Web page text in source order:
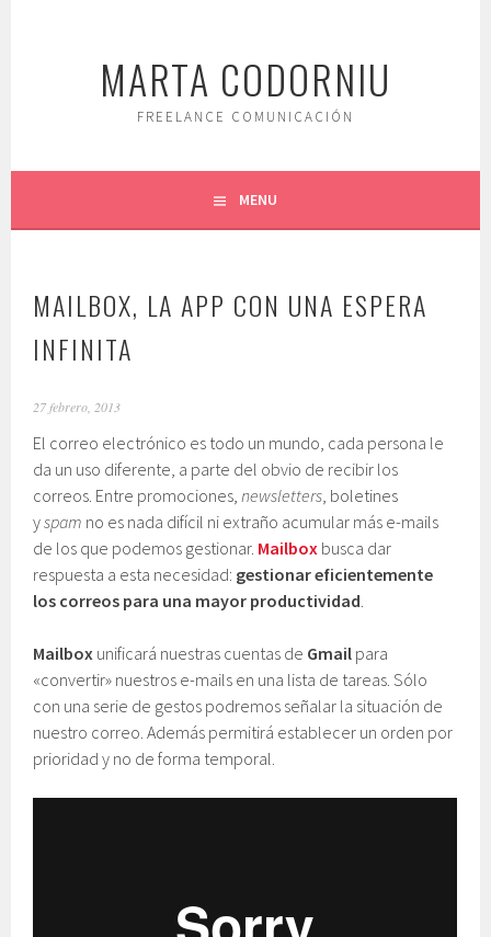
MARTA CODORNIU
FREELANCE COMUNICACIÓN
MENU
MAILBOX, LA APP CON UNA ESPERA
INFINITA
27 febrero, 2013
El correo electrónico es todo un mundo, cada persona le
da un uso diferente, a parte del obvio de recibir los
correos. Entre promociones,newsletters, boletines
yspam no es nada difícil ni extraño acumular más e-mails
de los que podemos gestionar. Mailbox busca dar
respuesta a esta necesidad: gestionar eficientemente
los correos para una mayor productividad.
Mailbox unificará nuestras cuentas de Gmail para
«convertir» nuestros e-mails en una lista de tareas. Sólo
con una serie de gestos podremos señalar la situación de
nuestro correo. Además permitirá establecer un orden por
prioridad y no de forma temporal.